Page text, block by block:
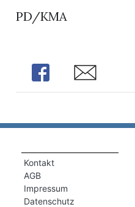
PD/KMA
Share Share
Kontakt
AGB
Impressum
Datenschutz